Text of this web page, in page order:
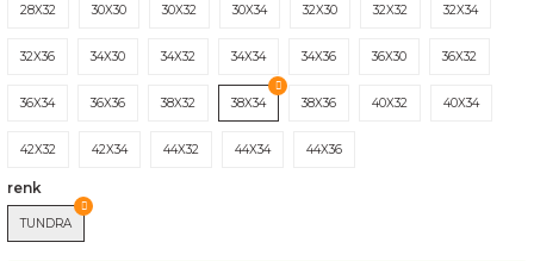
28X32 30X30 30X32 30X34 32X30 32X32 32X34
32X36 34X30 34X32 34X34 34X36 36X30 36X32
36X34 36X36 38X32 38X34 38X36 40X32 40X34
42X32 42X34 44X32 44X34 44X36
renk
TUNDRA